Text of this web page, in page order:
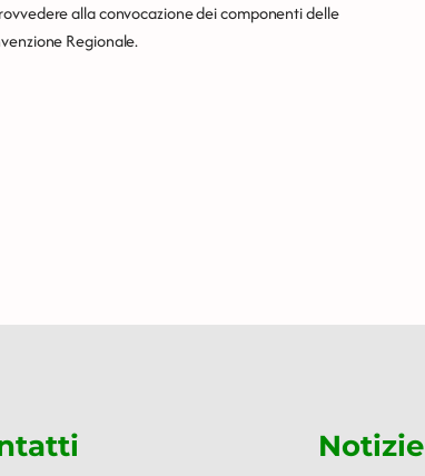
alla convocazione dei componenti delle
Regionale.
Notizie